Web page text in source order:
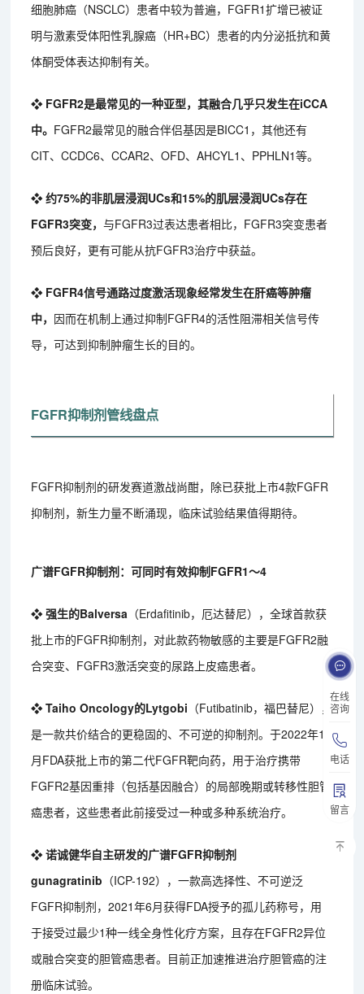
在线
咨询
电话
留言
细胞肺癌（NSCLC）患者中较为普遍，FGFR1扩增已被证
明与激素受体阳性乳腺癌（HR+BC）患者的内分泌抵抗和黄
体酮受体表达抑制有关。
❖ FGFR2是最常见的一种亚型，其融合几乎只发生在iCCA
中。 FGFR2最常见的融合伴侣基因是BICC1，其他还有
CIT、CCDC6、CCAR2、OFD、AHCYL1、PPHLN1等。
❖ 约75%的非肌层浸润UCs和15%的肌层浸润UCs存在
FGFR3突变，与FGFR3过表达患者相比，FGFR3突变患者
预后良好，更有可能从抗FGFR3治疗中获益。
❖ FGFR4信号通路过度激活现象经常发生在肝癌等肿瘤
中， 因而在机制上通过抑制FGFR4的活性阻滞相关信号传
导，可达到抑制肿瘤生长的目的。
FGFR抑制剂管线盘点
FGFR抑制剂的研发赛道激战尚酣，除已获批上市4款FGFR
抑制剂，新生力量不断涌现，临床试验结果值得期待。
广谱FGFR抑制剂：可同时有效抑制FGFR1～4
❖ 强生的Balversa （Erdafitinib，厄达替尼），全球首款获
批上市的FGFR抑制剂，对此款药物敏感的主要是FGFR2融
合突变、FGFR3激活突变的尿路上皮癌患者。
❖ Taiho Oncology的Lytgobi （Futibatinib，福巴替尼），
是一款共价结合的更稳固的、不可逆的抑制剂。于2022年10
月FDA获批上市的第二代FGFR靶向药，用于治疗携带
FGFR2基因重排（包括基因融合）的局部晚期或转移性胆管
癌患者，这些患者此前接受过一种或多种系统治疗。
❖ 诺诚健华自主研发的广谱FGFR抑制剂
gunagratinib （ICP-192），一款高选择性、不可逆泛
FGFR抑制剂，2021年6月获得FDA授予的孤儿药称号，用
于接受过最少1种一线全身性化疗方案，且存在FGFR2异位
或融合突变的胆管癌患者。目前正加速推进治疗胆管癌的注
册临床试验。